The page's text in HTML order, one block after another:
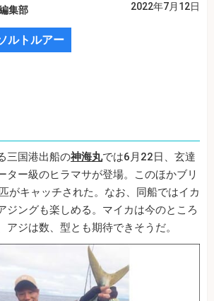
集部 2022年7月12日
ルトルアー
三国港出船の神海丸では6月22日、玄達
ター級のヒラマサが登場。このほかブリ
がキャッチされた。なお、同船ではイカ
ジングも楽しめる。マイカは今のところ
アジは数、型とも期待できそうだ。